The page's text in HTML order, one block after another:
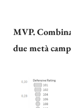
MVP.
due metà